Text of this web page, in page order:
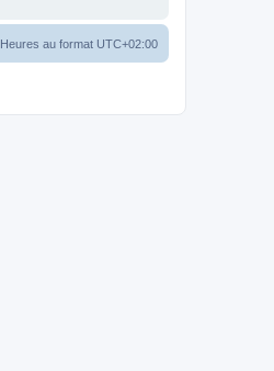
Heures au format UTC+02:00